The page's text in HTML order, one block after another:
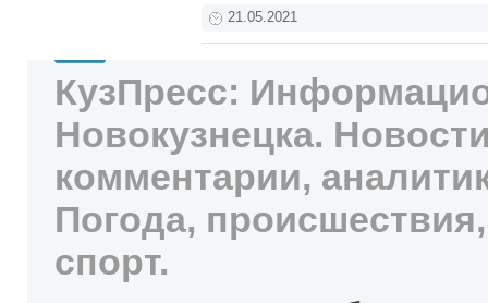
21.05.2021
КузПресс:
Новокузнецка.
комментарии,
Погода,
спорт.